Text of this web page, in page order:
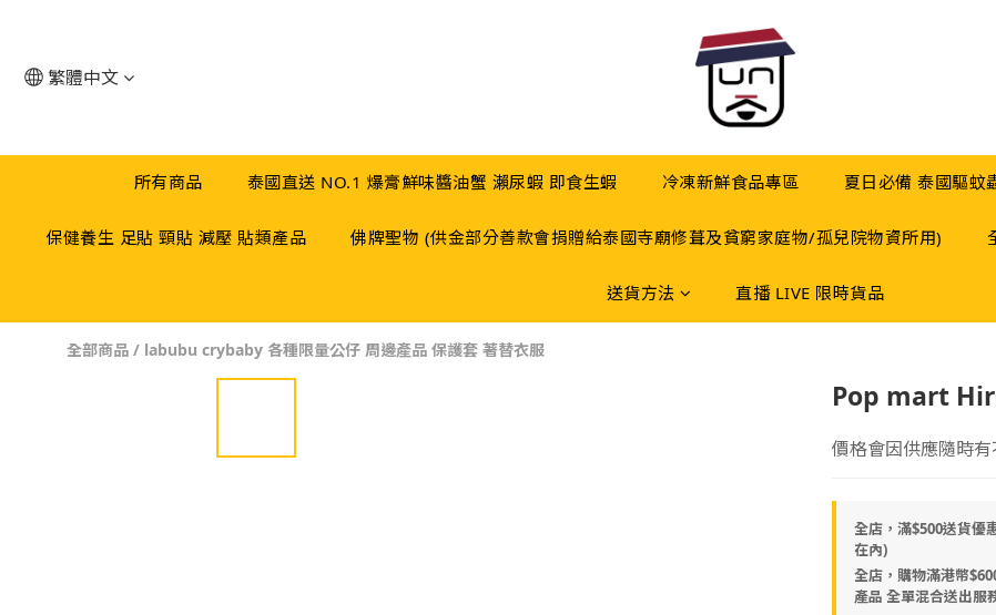
繁體中文
所有商品 泰國直送 NO.1 爆膏鮮味醬油蟹 瀨尿蝦 即食生蝦 冷凍新鮮食品專區 夏日必備 泰國驅蚊
保健養生 足貼 頸貼 減壓 貼類產品 佛牌聖物 (供金部分善款會捐贈給泰國寺廟修葺及貧窮家庭物/孤兒院物資所用)
送貨方法 直播 LIVE 限時貨品
全部商品 / labubu crybaby 各種限量公仔 周邊產品 保護套 著替衣服
Pop mart
價格會因供應隨時有
全店，滿$500送貨優
在內)
全店，購物滿港幣
產品 全單混合送出服